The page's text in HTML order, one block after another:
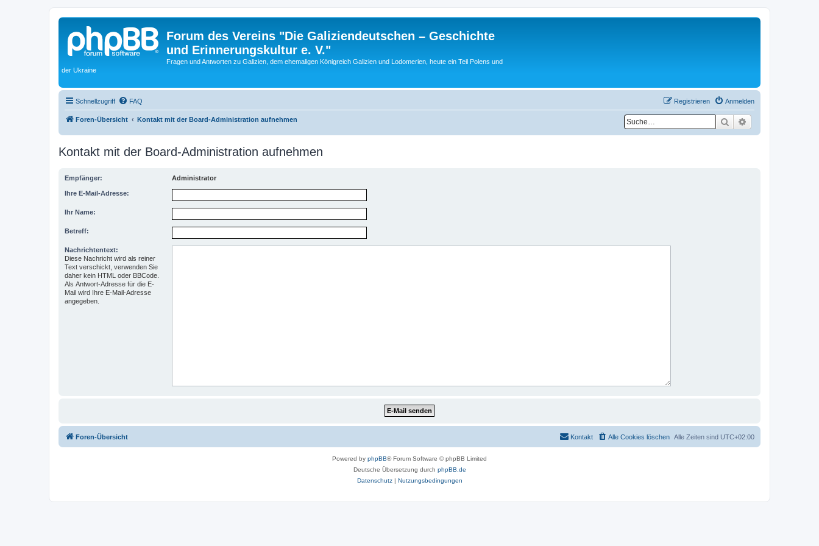
Forum des Vereins "Die Galiziendeutschen – Geschichte
und Erinnerungskultur e. V."
Fragen und Antworten zu Galizien, dem ehemaligen Königreich Galizien und Lodomerien, heute ein Teil Polens und
der Ukraine
Schnellzugriff FAQ Anmelden
Registrieren
Foren-Übersicht Kontakt mit der Board-Administration aufnehmen Suche
Kontakt mit der Board-Administration aufnehmen
Empfänger: Administrator
Ihre E-Mail-Adresse:
Ihr Name:
Betreff:
Nachrichtentext:
Diese Nachricht wird als reiner
Text verschickt, verwenden Sie
daher kein HTML oder BBCode.
Als Antwort-Adresse für die E-
Mail wird Ihre E-Mail-Adresse
angegeben.
Foren-Übersicht Alle Zeiten sind UTC+02:00
Alle Cookies löschen
Kontakt
Powered by phpBB® Forum Software © phpBB Limited
Deutsche Übersetzung durch phpBB.de
Datenschutz| Nutzungsbedingungen